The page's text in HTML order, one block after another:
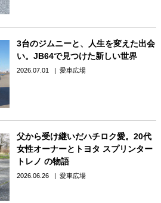
3台のジムニーと、人生を変えた出会
い。JB64で見つけた新しい世界
2026.07.01 愛車広場
父から受け継いだハチロク愛。20代
女性オーナーとトヨタ スプリンター
トレノ の物語
2026.06.26 愛車広場